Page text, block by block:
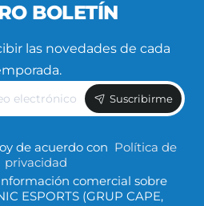
BOLETÍN
las novedades de cada
Suscribirme
de acuerdo con Política de
privacidad
comercial sobre
ESPORTS (GRUP CAPE,